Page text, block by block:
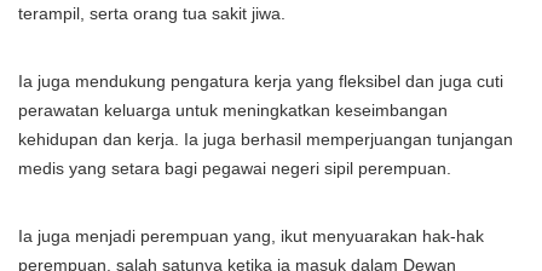
terampil, serta orang tua sakit jiwa.
Ia juga mendukung pengatura kerja yang fleksibel dan juga cuti
perawatan keluarga untuk meningkatkan keseimbangan
kehidupan dan kerja. Ia juga berhasil memperjuangan tunjangan
medis yang setara bagi pegawai negeri sipil perempuan.
Ia juga menjadi perempuan yang, ikut menyuarakan hak-hak
perempuan. salah satunya ketika ia masuk dalam Dewan